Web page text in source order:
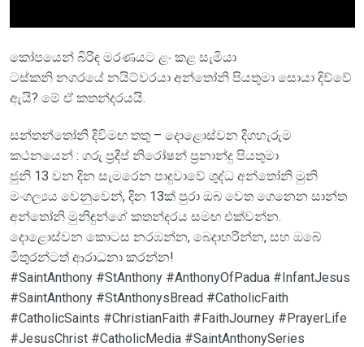
කෝපයෙන් බිරිඳ මරණයට ළං කළ සැමියා
ටස්කනි නගරයේ නයිට්වරයා අන්තෝනි පියතුමා සොයා දිව්වේ
ඇයි? මේ ඒ කතන්දරයයි.
සන්තන්තෝනි දිවිමඟ තතු – දොළොස්වන දිගහැරුම
කථනයෙන් : ගරු ප්‍රදීප් නිරෝෂන් ප්‍රනාන්දු පියතුමා
ජුනි 13 වන දින සැමරෙන පාදුවාවේ ශුද්ධ අන්තෝනි මුනි
මංගල්‍යය වෙනුවෙන්, දින 13ක් පුරා ඔබ වෙත ගෙනෙන සාන්ත
අන්තෝනි මුනිඳුන්ගේ කතන්දරය සමඟ එක්වන්න.
දොළොස්වන කොටස නරඹන්න, බෙදාහරින්න, සහ ඔබේ
මිතුරන්ටත් ආරාධනා කරන්න!
#SaintAnthony #StAnthony #AnthonyOfPadua #InfantJesus
#SaintAnthony #StAnthonysBread #CatholicFaith
#CatholicSaints #ChristianFaith #FaithJourney #PrayerLife
#JesusChrist #CatholicMedia #SaintAnthonySeries